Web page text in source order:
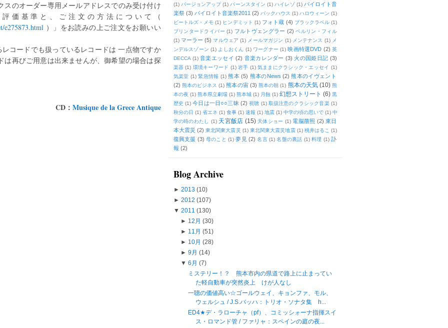
スのオーダー専用メールアドレスでのみ受け付け
価基準と、ご注文の方法について（
e275873.html）」をお読みの上ご注文をお願いい
コードでも扱っているレコードは 一点物ですか
は再びご用意は出来ませんが、御希望の場合は探
CD： Musique de la Grece Antique
(1) バージョンアップ (1) バーンスタイン (1) ハイレゾ (1) バイロイト音
楽祭 (3) バイロイト音楽祭2011 (2) バックハウス (1) ハロウィーン (1)
ビートルズ・メモ (1) ヒンデミット (1) フォト蔵 (4) ブラックラベル (1)
プリンタードライバー (1) フルトヴェングラー (2) ベルリン・フィル
(1) マーラー (5) マルウェア (1) メールマガジン (1) メンテナンス (1) メ
ンデルスゾーン (1) よしおくん (1) ワーグナー (1) 映画特選DVD (2) 英
DECCA (1) 音楽エッセイ (2) 音楽カレンダー (3) 火の国姫日記 (3)
楽器 (1) 環境キーワード (1) 岩手 (1) 気ままにクラシック・エッセイ (1)
気楽堂 (1) 緊急情報 (1) 熊本 (5) 熊本のNews (2) 熊本のイヴェント
(2) 熊本のビジネス (1) 熊本の宙 (3) 熊本の朝 (1) 熊本の天気 (10) 熊
本の夜 (1) 熊本県立劇場 (1) 熊本城 (1) 月蝕 (1) 幻想ストリート (6) 黒
歴史 (1) 今日は一日○○三昧 (2) 視聴 (1) 取扱注意のクラシック音楽 (1)
秋分の日 (1) 省エネ (1) 食事 (1) 速報 (1) 地震 (1) 中学の頃の思いで (1) 中
学の時のわたし
(1) 天宮飯店 (15) 天体ショー (1) 電脳萠照 (2) 東日
本大震災 (2) 東北関東大震災 (1) 東北関東大震災地震 (1) 桃井はるこ (1)
復興支援 (3) 母のこと (1) 夢見 (2) 名言 (1) 名盤の裏話 (1) 料理 (1) 訃
報 (2)
Blog Archive
► 2013 (10)
► 2012 (107)
▼ 2011 (130)
► 12月 (30)
► 11月 (51)
► 10月 (28)
► 9月 (14)
▼ 6月 (7)
ミステリー！？ 熊本市内の県道で路上に止まってい
た軽自動車が突然炎上 けが人なし
一聴の価値高い☆ゴールウェイ、キョンファ、モル、
ウェルシュ / J.S.バッハ：トリオ・ソナタ集 h...
ED4★デ・ラローチャ（pf）、コミッシォーナ指揮スイ
ス・ロマンド管 / ファリャ：スペインの庭の夜...